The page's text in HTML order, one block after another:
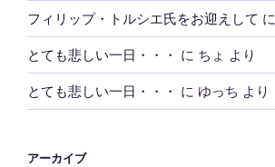
フィリップ・トルシエ氏をお迎えして に
とても悲しい一日・・・ に ちょ より
とても悲しい一日・・・ に ゆっち より
アーカイブ